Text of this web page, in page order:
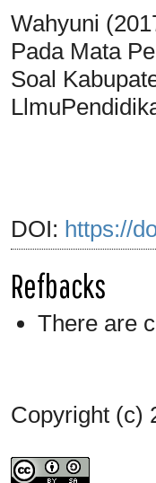
Wahyuni
Pada Mata
Soal
DOI: https://
Refbacks
There are
Copyright (c)